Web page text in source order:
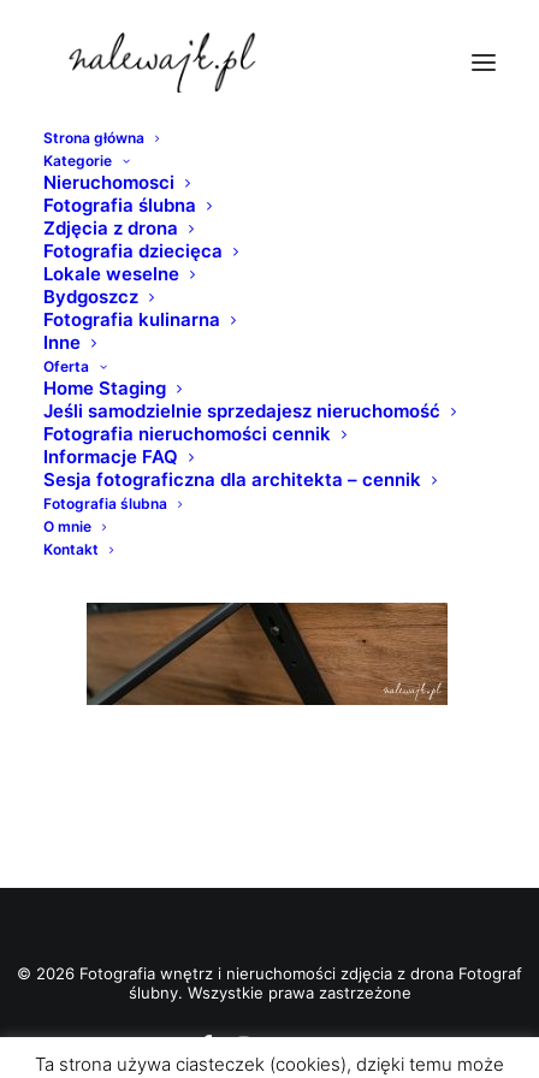
Strona główna
Kategorie
Nieruchomosci
Fotografia ślubna
Zdjęcia z drona
Fotografia dziecięca
Lokale weselne
Bydgoszcz
Fotografia kulinarna
Inne
Oferta
Home Staging
Jeśli samodzielnie sprzedajesz nieruchomość
Fotografia nieruchomości cennik
Informacje FAQ
Sesja fotograficzna dla architekta – cennik
Fotografia ślubna
O mnie
Kontakt
kute-elementy-stolu
Strona Główna
Fotografia produktowa wyposażenia mieszkań, domów,
sklepów, biur, hoteli i lokali usługowych
© 2026 Fotografia wnętrz i nieruchomości zdjęcia z drona Fotograf
ślubny. Wszystkie prawa zastrzeżone
Ta strona używa ciasteczek (cookies), dzięki temu może